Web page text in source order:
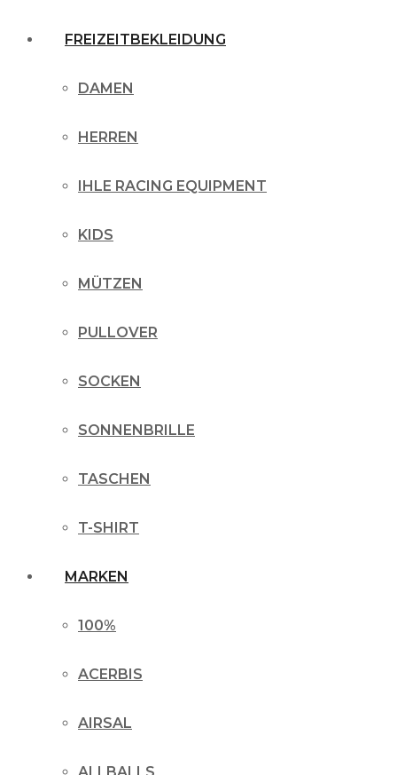
FREIZEITBEKLEIDUNG
DAMEN
HERREN
IHLE RACING EQUIPMENT
KIDS
MÜTZEN
PULLOVER
SOCKEN
SONNENBRILLE
TASCHEN
T-SHIRT
MARKEN
100%
ACERBIS
AIRSAL